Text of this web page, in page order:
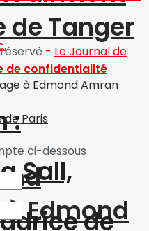
de Tanger
Edmond
:
Sall,
de
- Le Journal de
de confidentialité
ci-dessous